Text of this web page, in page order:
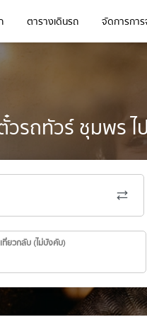
ตารางเดินรถ จัดการกา
รถทัวร์ ชุมพร ไ
เที่ยวกลับ (ไม่บังคับ)